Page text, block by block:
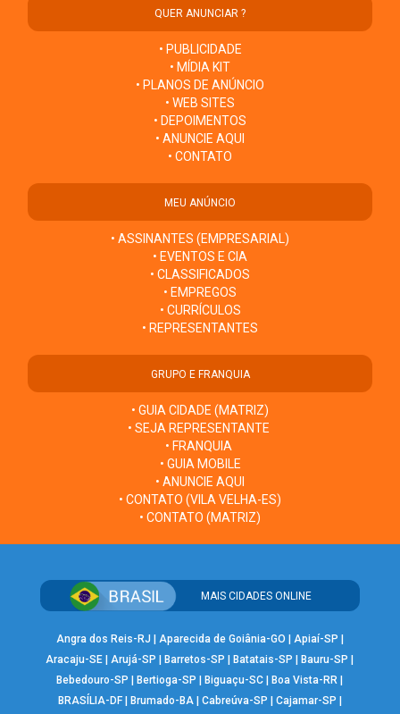
QUER ANUNCIAR ?
• PUBLICIDADE
• MÍDIA KIT
• PLANOS DE ANÚNCIO
• WEB SITES
• DEPOIMENTOS
• ANUNCIE AQUI
• CONTATO
MEU ANÚNCIO
• ASSINANTES (EMPRESARIAL)
• EVENTOS E CIA
• CLASSIFICADOS
• EMPREGOS
• CURRÍCULOS
• REPRESENTANTES
GRUPO E FRANQUIA
• GUIA CIDADE (MATRIZ)
• SEJA REPRESENTANTE
• FRANQUIA
• GUIA MOBILE
• ANUNCIE AQUI
• CONTATO (VILA VELHA-ES)
• CONTATO (MATRIZ)
MAIS CIDADES ONLINE
Angra dos Reis-RJ Aparecida de Goiânia-GO Apiaí-SP
Aracaju-SE |Arujá-SP Barretos-SP Batatais-SP Bauru-SP
Bebedouro-SP
Bertioga-SP Biguaçu-SC Boa Vista-RR
BRASÍLIA-DF| Brumado-BA| Cabreúva-SP Cajamar-SP